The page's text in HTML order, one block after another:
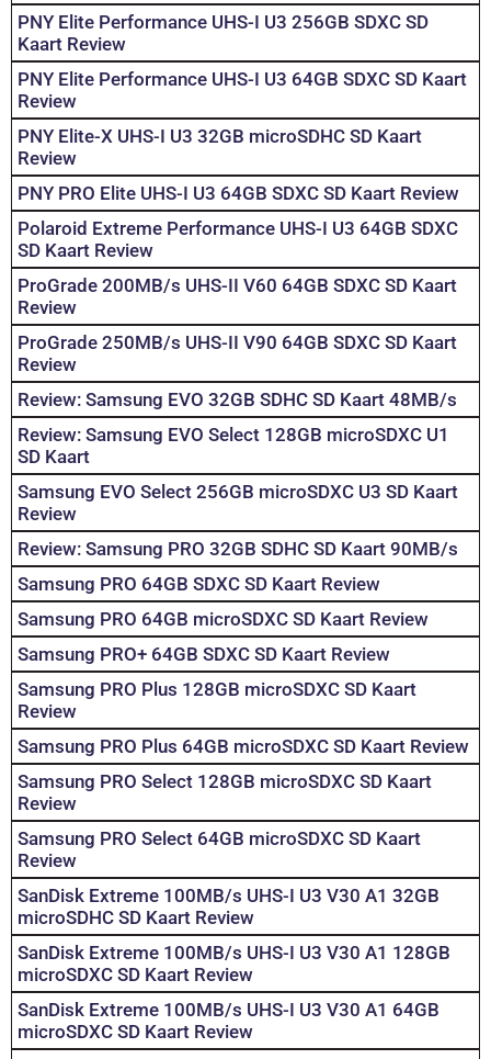
PNY Elite Performance UHS-I U3 256GB SDXC SD
Kaart Review
PNY Elite Performance UHS-I U3 64GB SDXC SD Kaart
Review
PNY Elite-X UHS-I U3 32GB microSDHC SD Kaart
Review
PNY PRO Elite UHS-I U3 64GB SDXC SD Kaart Review
Polaroid Extreme Performance UHS-I U3 64GB SDXC
SD Kaart Review
ProGrade 200MB/s UHS-II V60 64GB SDXC SD Kaart
Review
ProGrade 250MB/s UHS-II V90 64GB SDXC SD Kaart
Review
Review: Samsung EVO 32GB SDHC SD Kaart 48MB/s
Review: Samsung EVO Select 128GB microSDXC U1
SD Kaart
Samsung EVO Select 256GB microSDXC U3 SD Kaart
Review
Review: Samsung PRO 32GB SDHC SD Kaart 90MB/s
Samsung PRO 64GB SDXC SD Kaart Review
Samsung PRO 64GB microSDXC SD Kaart Review
Samsung PRO+ 64GB SDXC SD Kaart Review
Samsung PRO Plus 128GB microSDXC SD Kaart
Review
Samsung PRO Plus 64GB microSDXC SD Kaart Review
Samsung PRO Select 128GB microSDXC SD Kaart
Review
Samsung PRO Select 64GB microSDXC SD Kaart
Review
SanDisk Extreme 100MB/s UHS-I U3 V30 A1 32GB
microSDHC SD Kaart Review
SanDisk Extreme 100MB/s UHS-I U3 V30 A1 128GB
microSDXC SD Kaart Review
SanDisk Extreme 100MB/s UHS-I U3 V30 A1 64GB
microSDXC SD Kaart Review